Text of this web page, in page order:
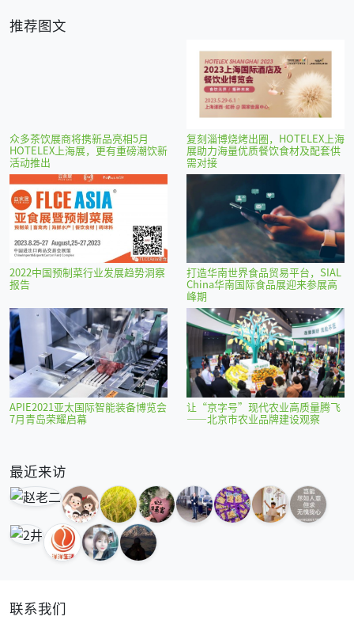
推荐图文
众多茶饮展商将携新品亮相5月
HOTELEX上海展，更有重磅潮饮新
活动推出
复刻淄博烧烤出圈，HOTELEX上海
展助力海量优质餐饮食材及配套供
需对接
2022中国预制菜行业发展趋势洞察
报告
打造华南世界食品贸易平台，SIAL
China华南国际食品展迎来参展高
峰期
APIE2021亚太国际智能装备博览会
7月青岛荣耀启幕
让“京字号”现代农业高质量腾飞
——北京市农业品牌建设观察
最近来访
联系我们